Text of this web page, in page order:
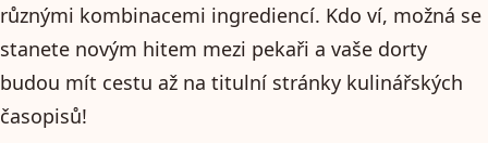
různými kombinacemi ingrediencí. Kdo ví, možná se
stanete novým hitem mezi pekaři a vaše dorty
budou mít cestu až na titulní stránky kulinářských
časopisů!